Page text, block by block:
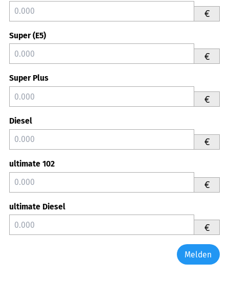
€
Super (E5)
€
Super Plus
€
Diesel
€
ultimate 102
€
ultimate Diesel
€
Melden